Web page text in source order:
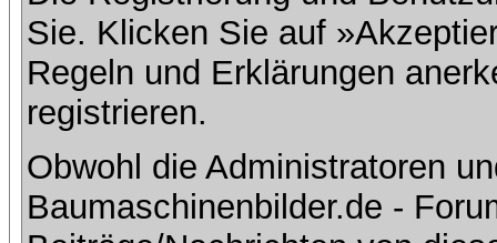
Sie. Klicken Sie auf
Regeln und Erklärungen
registrieren.
Obwohl die Administratoren
Baumaschinenbilder.de -